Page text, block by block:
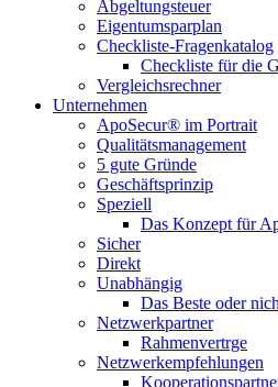
Abgeltungsteuer
Eigentumsparplan
Checkliste-Fragenkatalog
Checkliste für die
Vergleichsrechner
Unternehmen
ApoSecur® im Portrait
Qualitätsmanagement
5 gute Gründe
Geschäftsprinzip
Speziell
Das Konzept für
Sicher
Direkt
Unabhängig
Das Beste oder
Netzwerkpartner
Rahmenvertrge
Netzwerkempfehlungen